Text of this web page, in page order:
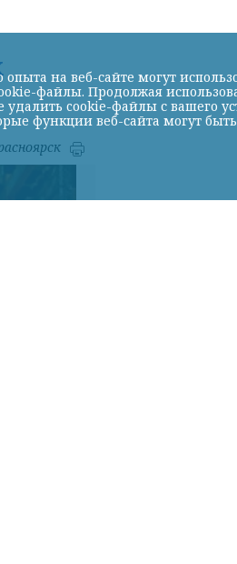
на веб-сайте могут
файлы. Продолжая
cookie-файлы с вашего
функции веб-сайта могут